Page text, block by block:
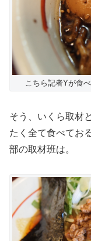
こちら記者Yが食
そう、いくら取材
たく全て食べてお
部の取材班は。